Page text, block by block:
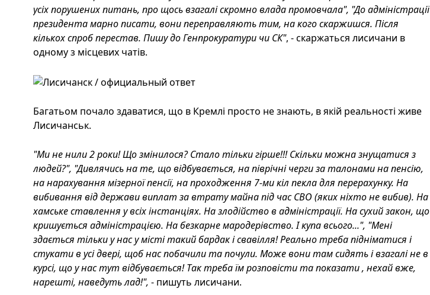
усіх порушених питань, про щось взагалі скромно влада промовчала", "До адміністрації
президента марно писати, вони переправляють тим, на кого скаржишся. Після
кількох спроб перестав. Пишу до Генпрокуратури чи СК", - скаржаться лисичани в
одному з місцевих чатів.
Багатьом почало здаватися, що в Кремлі просто не знають, в якій реальності живе
Лисичанськ.
"Ми не нили 2 роки! Що змінилося? Стало тільки гірше!!! Скільки можна знущатися з
людей?", "Дивлячись на те, що відбувається, на піврічні черги за талонами на пенсію,
на нарахування мізерної пенсії, на проходження 7-ми кіл пекла для перерахунку. На
вибивання від держави виплат за втрату майна під час СВО (яких ніхто не вибив). На
хамське ставлення у всіх інстанціях. На злодійство в адміністрації. На сухий закон, що
кришується адміністрацією. На безкарне мародерівство. І купа всього...", "Мені
здається тільки у нас у місті такий бардак і свавілля! Реально треба підніматися і
стукати в усі двері, щоб нас побачили та почули. Може вони там сидять і взагалі не в
курсі, що у нас тут відбувається! Так треба їм розповісти та показати , нехай вже,
нарешті, наведуть лад!", - пишуть лисичани.